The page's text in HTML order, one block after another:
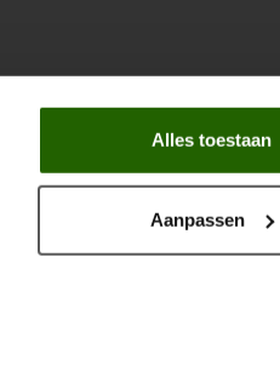
Alles toestaan
Aanpassen